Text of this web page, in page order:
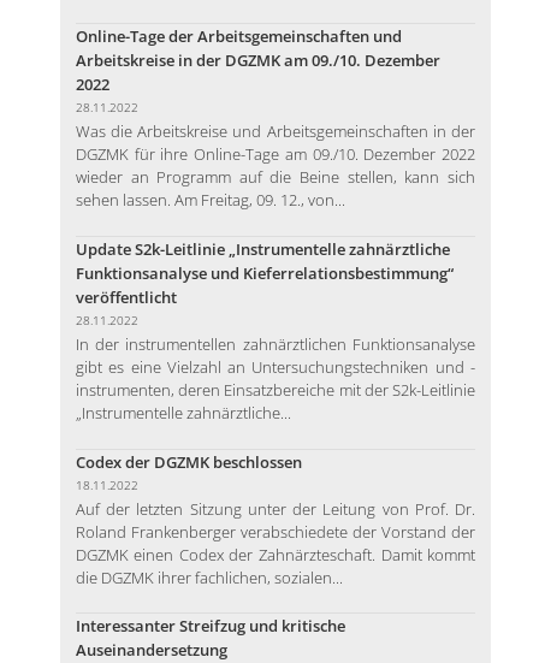
Online-Tage der Arbeitsgemeinschaften und
Arbeitskreise in der DGZMK am 09./10. Dezember
2022
28.11.2022
Was die Arbeitskreise und Arbeitsgemeinschaften in der
DGZMK für ihre Online-Tage am 09./10. Dezember 2022
wieder an Programm auf die Beine stellen, kann sich
sehen lassen. Am Freitag, 09. 12., von...
Update S2k-Leitlinie „Instrumentelle zahnärztliche
Funktionsanalyse und Kieferrelationsbestimmung“
veröffentlicht
28.11.2022
In der instrumentellen zahnärztlichen Funktionsanalyse
gibt es eine Vielzahl an Untersuchungstechniken und -
instrumenten, deren Einsatzbereiche mit der S2k-Leitlinie
„Instrumentelle zahnärztliche...
Codex der DGZMK beschlossen
18.11.2022
Auf der letzten Sitzung unter der Leitung von Prof. Dr.
Roland Frankenberger verabschiedete der Vorstand der
DGZMK einen Codex der Zahnärzteschaft. Damit kommt
die DGZMK ihrer fachlichen, sozialen...
Interessanter Streifzug und kritische
Auseinandersetzung